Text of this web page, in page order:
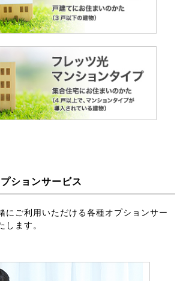
ションサービス
にご利用いただける各種オプションサー
します。